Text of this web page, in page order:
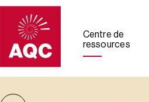
Panneau de gestion des cookies
Centre de
ressources